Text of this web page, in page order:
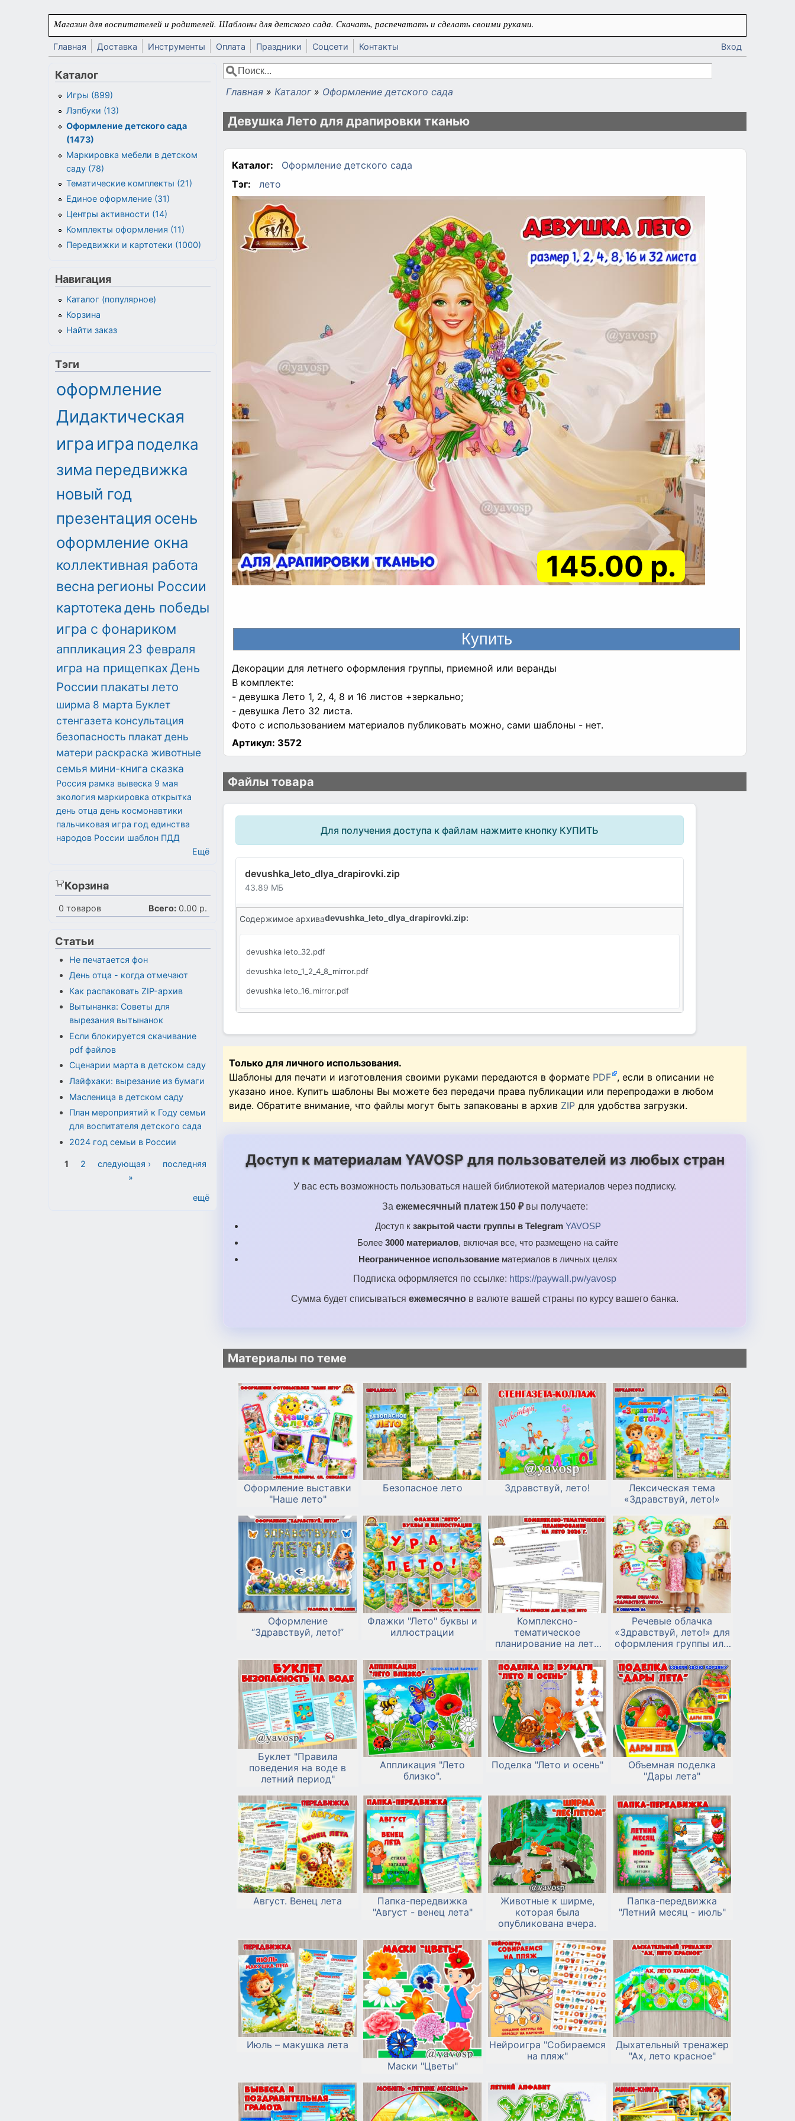
Перейти к основному содержанию
Магазин для воспитателей и родителей. Шаблоны для детского сада. Скачать, распечатать и сделать своими руками.
Главная Доставка Инструменты Оплата Праздники Соцсети Контакты Вход
Форма поиска
Поиск
Вы здесь
Главная » Каталог » Оформление детского сада
Девушка Лето для драпировки тканью
Каталог:
Оформление детского сада
Тэг:
лето
145.00 р.
Декорации для летнего оформления группы, приемной или веранды
В комплекте:
- девушка Лето 1, 2, 4, 8 и 16 листов +зеркально;
- девушка Лето 32 листа.
Фото с использованием материалов публиковать можно, сами шаблоны - нет.
Артикул: 3572
Файлы товара
Для получения доступа к файлам нажмите кнопку КУПИТЬ
devushka_leto_dlya_drapirovki.zip
43.89 МБ
Содержимое архиваdevushka_leto_dlya_drapirovki.zip:
devushka leto_32.pdf
devushka leto_1_2_4_8_mirror.pdf
devushka leto_16_mirror.pdf
Только для личного использования.
Шаблоны для печати и изготовления своими руками передаются в формате PDF , если в описании не
указано иное. Купить шаблоны Вы можете без передачи права публикации или перепродажи в любом
виде. Обратите внимание, что файлы могут быть запакованы в архив ZIP для удобства загрузки.
Доступ к материалам YAVOSP для пользователей из любых стран
У вас есть возможность пользоваться нашей библиотекой материалов через подписку.
За ежемесячный платеж 150 ₽вы получаете:
Доступ к закрытой части группы в Telegram YAVOSP
Более 3000 материалов, включая все, что размещено на сайте
Неограниченное использованиематериалов в личных целях
Подписка оформляется по ссылке: https://paywall.pw/yavosp
Сумма будет списываться ежемесячно в валюте вашей страны по курсу вашего банка.
Материалы по теме
Оформление выставки
"Наше лето"
Безопасное лето Здравствуй, лето!
Лексическая тема
«Здравствуй, лето!»
Оформление
“Здравствуй, лето!”
Флажки "Лето" буквы и
иллюстрации
Комплексно-
тематическое
планирование на лето
Речевые облачка
«Здравствуй, лето!» для
оформления группы или
Буклет "Правила
поведения на воде в
летний период"
Аппликация "Лето
близко".
Поделка "Лето и осень"
Объемная поделка
"Дары лета"
Август. Венец лета
Папка-передвижка
"Август - венец лета"
Животные к ширме,
которая была
опубликована вчера.
Папка-передвижка
"Летний месяц - июль"
Июль – макушка лета
Маски "Цветы"
Нейроигра "Собираемся
на пляж"
Дыхательный тренажер
"Ах, лето красное"
Каталог
Игры (899)
Лэпбуки (13)
Оформление детского сада
(1473)
Маркировка мебели в детском
саду (78)
Тематические комплекты (21)
Единое оформление (31)
Центры активности (14)
Комплекты оформления (11)
Передвижки и картотеки (1000)
Навигация
Каталог (популярное)
Корзина
Найти заказ
Тэги
оформление
Дидактическая
игра игра поделка
зима передвижка
новый год
презентация осень
оформление окна
коллективная работа
весна регионы России
картотекадень победы
игра с фонариком
аппликация 23 февраля
игра на прищепках День
России плакаты лето
ширма 8 марта Буклет
стенгазета консультация
безопасность плакатдень
матери раскраска животные
семья мини-книга сказка
Россия рамка вывеска 9 мая
экология маркировка открытка
день отца день космонавтики
пальчиковая игра год единства
народов России шаблон ПДД
Ещё
Корзина
0 товаров Всего: 0.00 р.
Статьи
Не печатается фон
День отца - когда отмечают
Как распаковать ZIP-архив
Вытынанка: Советы для
вырезания вытынанок
Если блокируется скачивание
pdf файлов
Сценарии марта в детском саду
Лайфхаки: вырезание из бумаги
Масленица в детском саду
План мероприятий к Году семьи
для воспитателя детского сада
2024 год семьи в России
Страницы
1 2 следующая ›
последняя
»
ещё